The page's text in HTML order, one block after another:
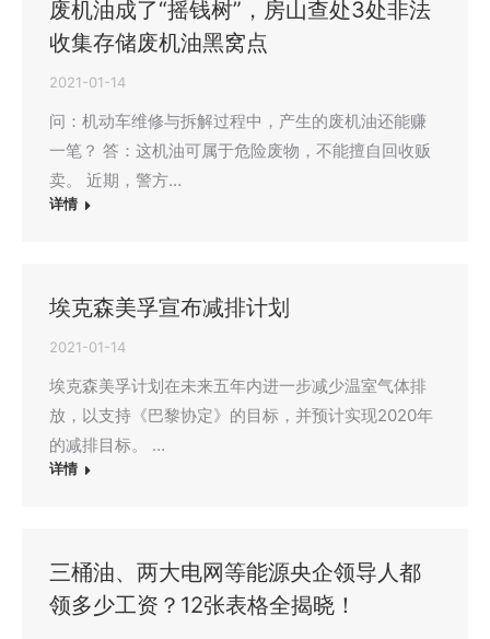
废机油成了“摇钱树”，房山查处3处非法
收集存储废机油黑窝点
2021-01-14
问：机动车维修与拆解过程中，产生的废机油还能赚
一笔？ 答：这机油可属于危险废物，不能擅自回收贩
卖。 近期，警方…
详情
埃克森美孚宣布减排计划
2021-01-14
埃克森美孚计划在未来五年内进一步减少温室气体排
放，以支持《巴黎协定》的目标，并预计实现2020年
的减排目标。 …
详情
三桶油、两大电网等能源央企领导人都
领多少工资？12张表格全揭晓！